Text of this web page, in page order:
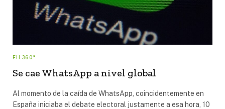
EH 360°
Se cae WhatsApp a nivel global
Al momento de la caída de WhatsApp, coincidentemente en
España iniciaba el debate electoral justamente a esa hora, 10